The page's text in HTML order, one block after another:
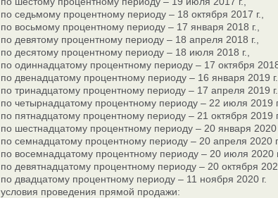
по седьмому процентному периоду – 18 октября 2017 г.,
по восьмому процентному периоду – 17 января 2018 г.,
по девятому процентному периоду – 18 апреля 2018 г.,
по десятому процентному периоду – 18 июля 2018 г.,
по одиннадцатому процентному периоду – 17 октября 2018
по двенадцатому процентному периоду – 16 января 2019 г.,
по тринадцатому процентному периоду – 17 апреля 2019 г.,
по четырнадцатому процентному периоду – 22 июля 2019
по пятнадцатому процентному периоду – 21 октября 2019
по шестнадцатому процентному периоду – 20 января 2020
по семнадцатому процентному периоду – 20 апреля 2020 г.,
по восемнадцатому процентному периоду – 20 июля 2020
по девятнадцатому процентному периоду – 20 октября
по двадцатому процентному периоду – 11 ноября 2020 г.
условия проведения прямой продажи: